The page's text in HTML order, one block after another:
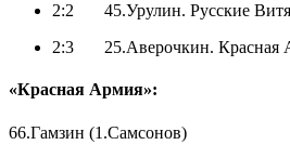
2:2 45.Урулин. Русские
2:3 25.Аверочкин. Красная
«Красная Армия»:
66.Гамзин (1.Самсонов)